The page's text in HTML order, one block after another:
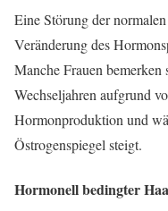
Eine Störung der
Veränderung des
Manche Frauen
Wechseljahren aufgrund
Hormonproduktion und
Östrogenspiegel steigt.
Hormonell bedingter